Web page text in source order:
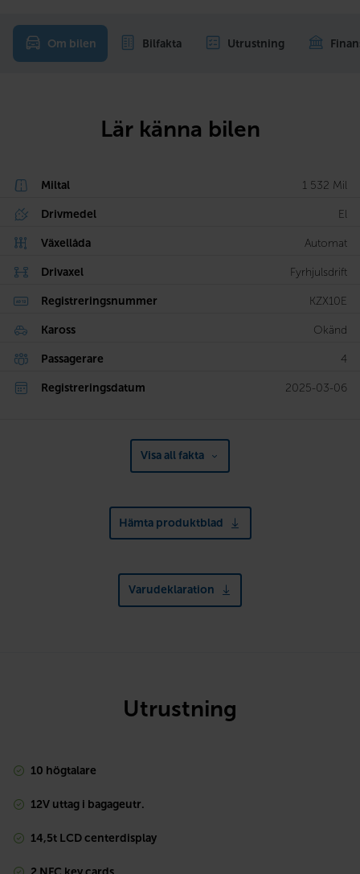
Om bilen Bilfakta Utrustning
Lär känna bilen
Miltal 1 532 Mil
Drivmedel El
Växellåda Automat
Drivaxel Fyrhjulsdrift
Registreringsnummer KZX10E
Kaross Okänd
Passagerare 4
Registreringsdatum 2025-03-06
Visa all fakta
Hämta produktblad
Varudeklaration
Utrustning
10 högtalare
12V uttag i bagageutr.
14,5t LCD centerdisplay